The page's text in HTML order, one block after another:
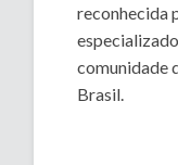
reconhecida
comunidade
Brasil.